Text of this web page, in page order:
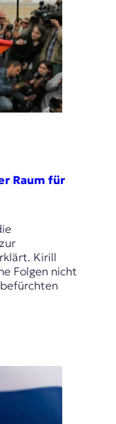
Raum für
Kirill
Folgen nicht